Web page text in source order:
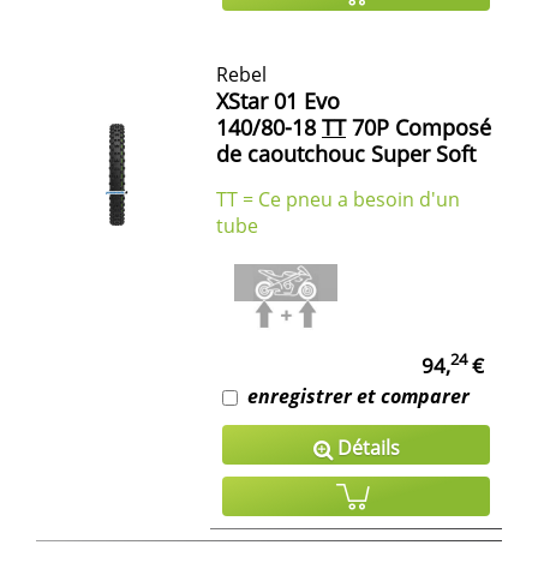
Rebel
XStar 01 Evo
140/80-18 TT70P Composé
de caoutchouc Super Soft
TT = Ce pneu a besoin d'un
tube
94,24€
enregistrer et comparer
Détails